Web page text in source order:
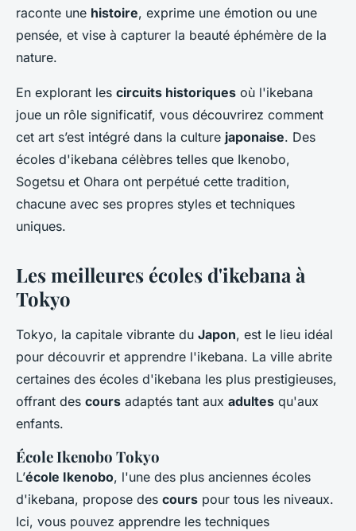
raconte une histoire, exprime une émotion ou une
pensée, et vise à capturer la beauté éphémère de la
nature.
En explorant les circuits historiques où l'ikebana
joue un rôle significatif, vous découvrirez comment
cet art s’est intégré dans la culture japonaise. Des
écoles d'ikebana célèbres telles que Ikenobo,
Sogetsu et Ohara ont perpétué cette tradition,
chacune avec ses propres styles et techniques
uniques.
Les meilleures écoles d'ikebana à
Tokyo
Tokyo, la capitale vibrante du Japon, est le lieu idéal
pour découvrir et apprendre l'ikebana. La ville abrite
certaines des écoles d'ikebana les plus prestigieuses,
offrant des cours adaptés tant aux adultes qu'aux
enfants.
École Ikenobo Tokyo
L’école Ikenobo, l'une des plus anciennes écoles
d'ikebana, propose des cours pour tous les niveaux.
Ici, vous pouvez apprendre les techniques